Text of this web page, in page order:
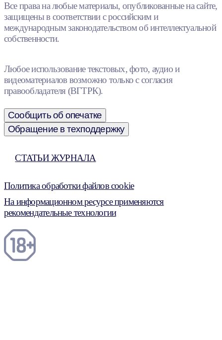
Все права на любые материалы, опубликованные на сайте,
защищены в соответствии с российским и
международным законодательством об интеллектуальной
собственности.
Любое использование текстовых, фото, аудио и
видеоматериалов возможно только с согласия
правообладателя (ВГТРК).
Сообщить об опечатке
Обращение в техподдержку
СТАТЬИ ЖУРНАЛА
Политика обработки файлов cookie
На информационном ресурсе применяются
рекомендательные технологии